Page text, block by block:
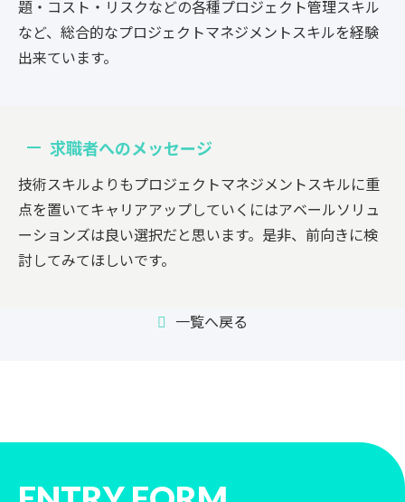
題・コスト・リスクなどの各種プロジェクト管理スキル
など、総合的なプロジェクトマネジメントスキルを経験
出来ています。
求職者へのメッセージ
技術スキルよりもプロジェクトマネジメントスキルに重
点を置いてキャリアアップしていくにはアベールソリュ
ーションズは良い選択だと思います。是非、前向きに検
討してみてほしいです。
一覧へ戻る